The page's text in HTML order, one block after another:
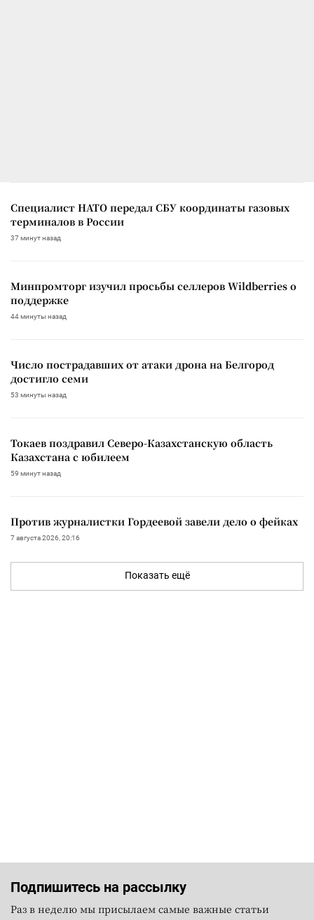
Специалист НАТО передал СБУ координаты газовых
терминалов в России
37 минут назад
Минпромторг изучил просьбы селлеров Wildberries о
поддержке
44 минуты назад
Число пострадавших от атаки дрона на Белгород
достигло семи
53 минуты назад
Токаев поздравил Северо-Казахстанскую область
Казахстана с юбилеем
59 минут назад
Против журналистки Гордеевой завели дело о фейках
7 августа 2026, 20:16
Показать ещё
Подпишитесь на рассылку
Раз в неделю мы присылаем самые важные статьи